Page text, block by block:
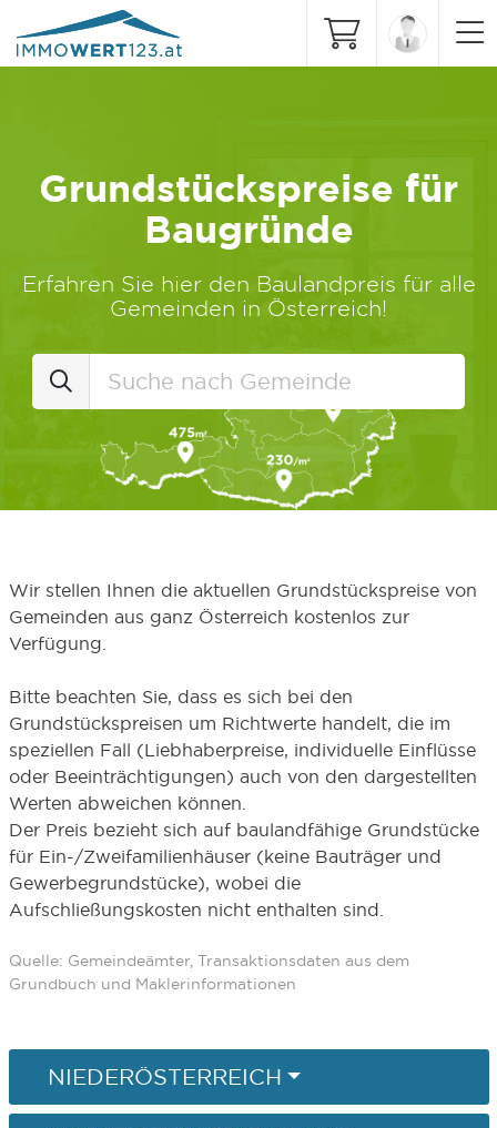
Grundstückspreise für
Baugründe
Erfahren Sie hier den Baulandpreis für alle
Gemeinden in Österreich!
Wir stellen Ihnen die aktuellen Grundstückspreise von
Gemeinden aus ganz Österreich kostenlos zur
Verfügung.
Bitte beachten Sie, dass es sich bei den
Grundstückspreisen um Richtwerte handelt, die im
speziellen Fall (Liebhaberpreise, individuelle Einflüsse
oder Beeinträchtigungen) auch von den dargestellten
Werten abweichen können.
Der Preis bezieht sich auf baulandfähige Grundstücke
für Ein-/Zweifamilienhäuser (keine Bauträger und
Gewerbegrundstücke), wobei die
Aufschließungskosten nicht enthalten sind.
Quelle: Gemeindeämter, Transaktionsdaten aus dem
Grundbuch und Maklerinformationen
NIEDERÖSTERREICH